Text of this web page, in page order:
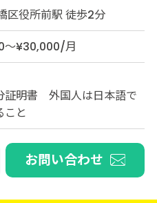
区役所前駅 徒歩2分
～¥30,000/月
明書 外国人は日本語で
こと
お問い合わせ